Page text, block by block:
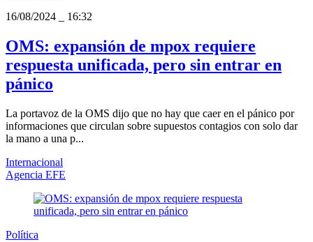
16/08/2024
16:32
OMS: expansión de mpox requiere
respuesta unificada, pero sin entrar en
pánico
La portavoz de la OMS dijo que no hay que caer en el pánico por
informaciones que circulan sobre supuestos contagios con solo dar
la mano a una p...
Internacional
Agencia EFE
Política